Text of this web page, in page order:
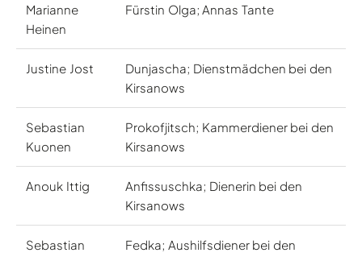
Marianne
Heinen
Fürstin Olga; Annas Tante
Justine Jost
Dunjascha; Dienstmädchen bei den
Kirsanows
Sebastian
Kuonen
Prokofjitsch; Kammerdiener bei den
Kirsanows
Anouk Ittig
Anfissuschka; Dienerin bei den
Kirsanows
Sebastian
Fedka; Aushilfsdiener bei den